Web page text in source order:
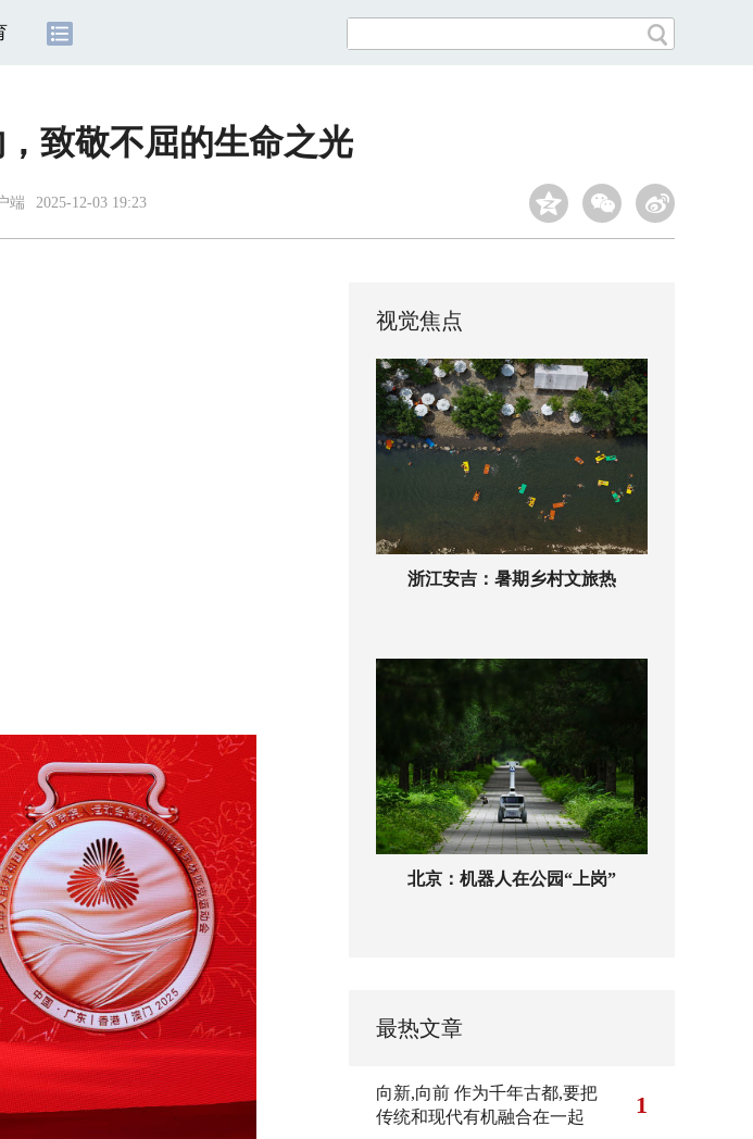
致敬不屈的生命之光
端 2025-12-03 19:23
视觉焦点
浙江安吉：暑期乡村文旅热
北京：机器人在公园“上岗”
最热文章
向新,向前 作为千年古都,要把
传统和现代有机融合在一起
1